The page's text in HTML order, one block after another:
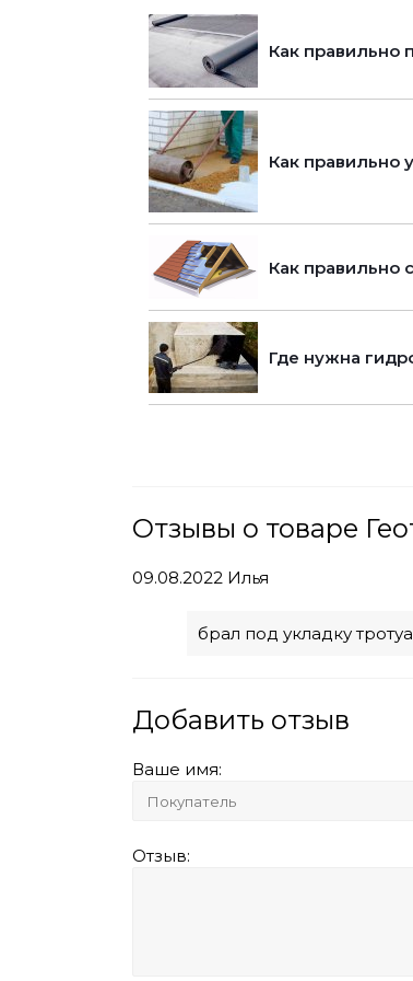
Как правильно
Как правильно
Как правильно
Где нужна
Отзывы о товаре
09.08.2022 Илья
брал под укладку
Добавить отзыв
Ваше имя:
Отзыв: